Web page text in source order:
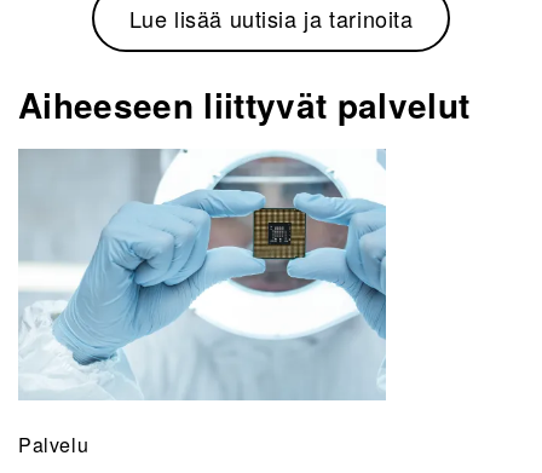
Lue lisää uutisia ja tarinoita
Aiheeseen liittyvät palvelut
Palvelu